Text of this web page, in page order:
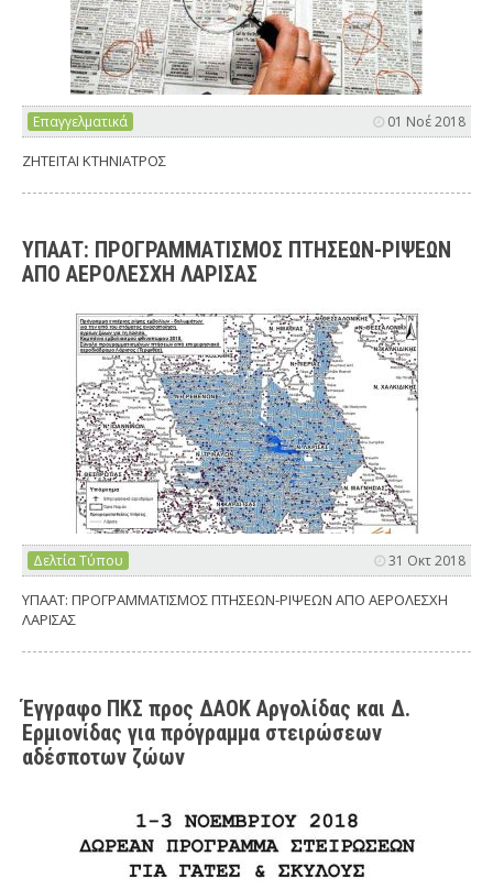
Επαγγελματικά 01 Νοέ 2018
ΖΗΤΕΙΤΑΙ ΚΤΗΝΙΑΤΡΟΣ
ΥΠΑΑΤ: ΠΡΟΓΡΑΜΜΑΤΙΣΜΟΣ ΠΤΗΣΕΩΝ-ΡΙΨΕΩΝ
ΑΠΟ ΑΕΡΟΛΕΣΧΗ ΛΑΡΙΣΑΣ
Δελτία Τύπου 31 Οκτ 2018
ΥΠΑΑΤ: ΠΡΟΓΡΑΜΜΑΤΙΣΜΟΣ ΠΤΗΣΕΩΝ-ΡΙΨΕΩΝ ΑΠΟ ΑΕΡΟΛΕΣΧΗ
ΛΑΡΙΣΑΣ
Έγγραφο ΠΚΣ προς ΔΑΟΚ Αργολίδας και Δ.
Ερμιονίδας για πρόγραμμα στειρώσεων
αδέσποτων ζώων